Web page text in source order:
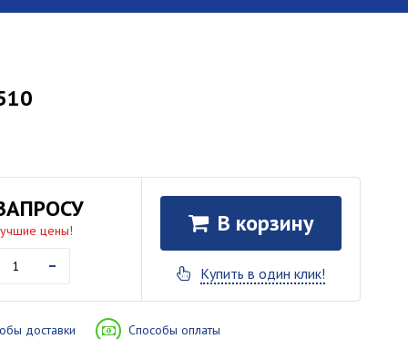
цены!
-
В корзину
Купить в один клик!
доставки Способы оплаты